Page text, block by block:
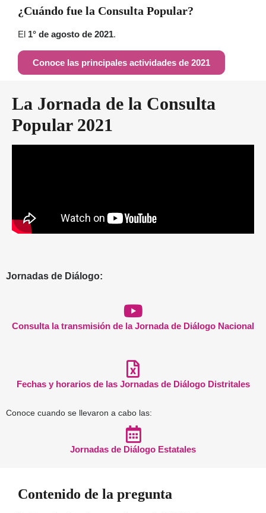
¿Cuándo fue la Consulta Popular?
El 1° de agosto de 2021.
Conoce las principales actividades de 2021
La Jornada de la Consulta
Popular 2021
Jornadas de Diálogo:
Consulta la transmisión de la Jornada de Diálogo Nacional
Fechas y horarios de las Jornadas de Diálogo Distritales
Conoce cuando se llevaron a cabo las:
Jornadas de Diálogo Estatales
Contenido de la pregunta